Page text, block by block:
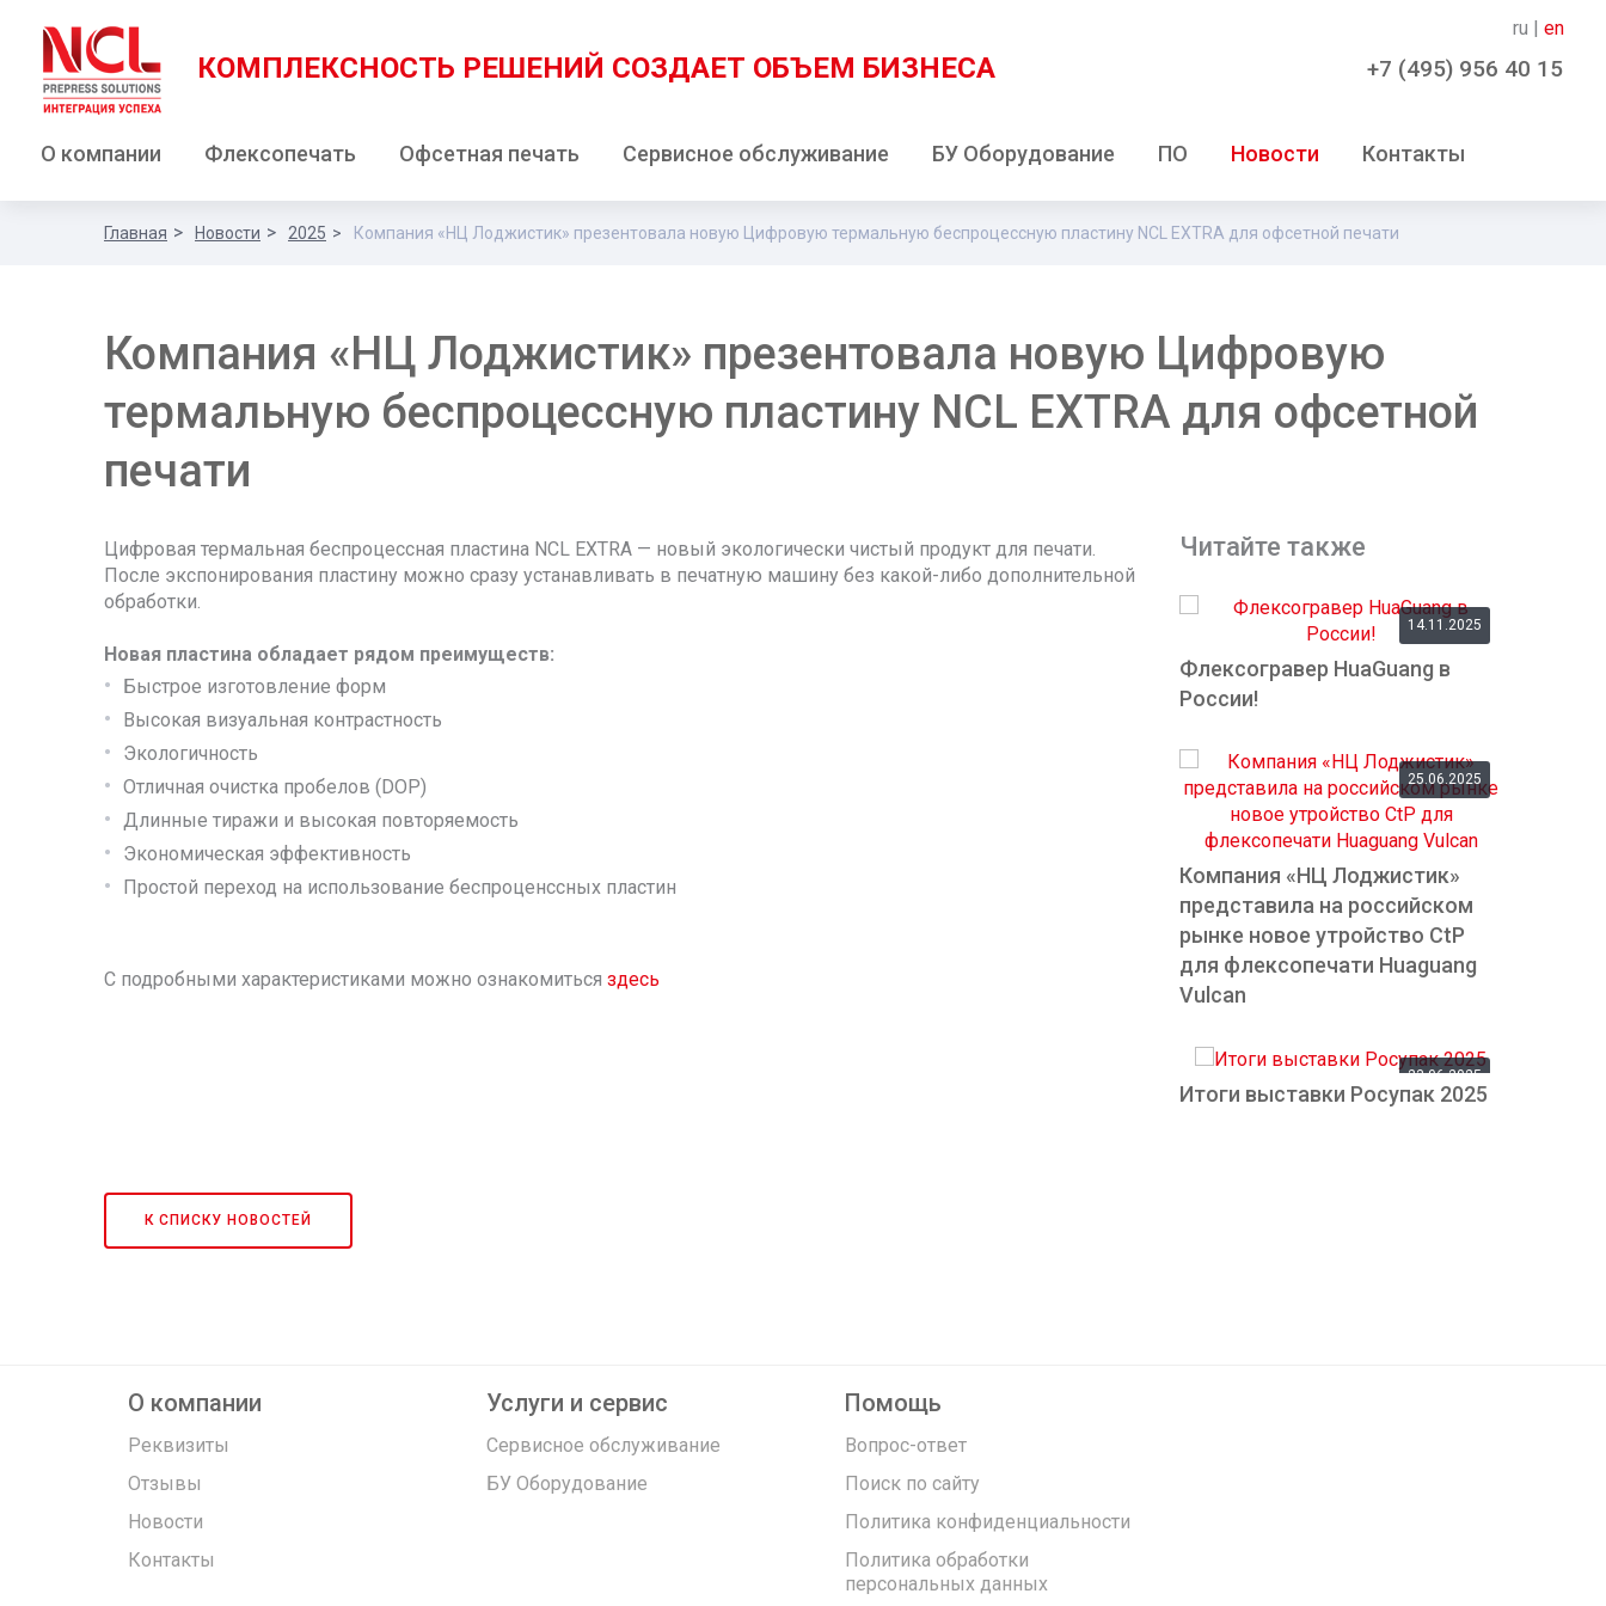
КОМПЛЕКСНОСТЬ РЕШЕНИЙ СОЗДАЕТ ОБЪЕМ БИЗНЕСА +7 (495) 956 40 15
ru | en
О компании Флексопечать Офсетная печать Сервисное обслуживание БУ Оборудование ПО Новости Контакты
Главная Новости 2025 Компания «НЦ Лоджистик» презентовала новую Цифровую термальную беспроцессную пластину NCL EXTRA для офсетной печати
Компания «НЦ Лоджистик» презентовала новую Цифровую
термальную беспроцессную пластину NCL EXTRA для офсетной
печати
Цифровая термальная беспроцессная пластина NCL EXTRA — новый экологически чистый продукт для печати.
После экспонирования пластину можно сразу устанавливать в печатную машину без какой-либо дополнительной
обработки.
Новая пластина обладает рядом преимуществ:
Быстрое изготовление форм
Высокая визуальная контрастность
Экологичность
Отличная очистка пробелов (DOP)
Длинные тиражи и высокая повторяемость
Экономическая эффективность
Простой переход на использование беспроценccных пластин
С подробными характеристиками можно ознакомиться здесь
Читайте также
14.11.2025
Флексогравер HuaGuang в
России!
25.06.2025
Компания «НЦ Лоджистик»
представила на российском
рынке новое утройство СtP
для флексопечати Huaguang
Vulcan
23.06.2025
Итоги выставки Росупак 2025
К СПИСКУ НОВОСТЕЙ
О компании
Реквизиты
Отзывы
Новости
Контакты
Услуги и сервис
Сервисное обслуживание
БУ Оборудование
Помощь
Вопрос-ответ
Поиск по сайту
Политика конфиденциальности
Политика обработки
персональных данных